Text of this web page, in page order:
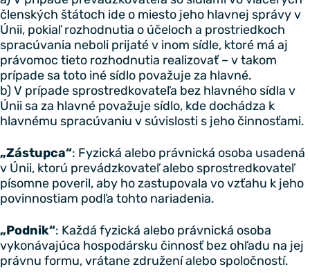
členských štátoch ide o miesto jeho hlavnej správy v
Únii, pokiaľ rozhodnutia o účeloch a prostriedkoch
spracúvania neboli prijaté v inom sídle, ktoré má aj
právomoc tieto rozhodnutia realizovať – v takom
prípade sa toto iné sídlo považuje za hlavné.
b) V prípade sprostredkovateľa bez hlavného sídla v
Únii sa za hlavné považuje sídlo, kde dochádza k
hlavnému spracúvaniu v súvislosti s jeho činnosťami.
„Zástupca“: Fyzická alebo právnická osoba usadená
v Únii, ktorú prevádzkovateľ alebo sprostredkovateľ
písomne poveril, aby ho zastupovala vo vzťahu k jeho
povinnostiam podľa tohto nariadenia.
„Podnik“: Každá fyzická alebo právnická osoba
vykonávajúca hospodársku činnosť bez ohľadu na jej
právnu formu, vrátane združení alebo spoločností.